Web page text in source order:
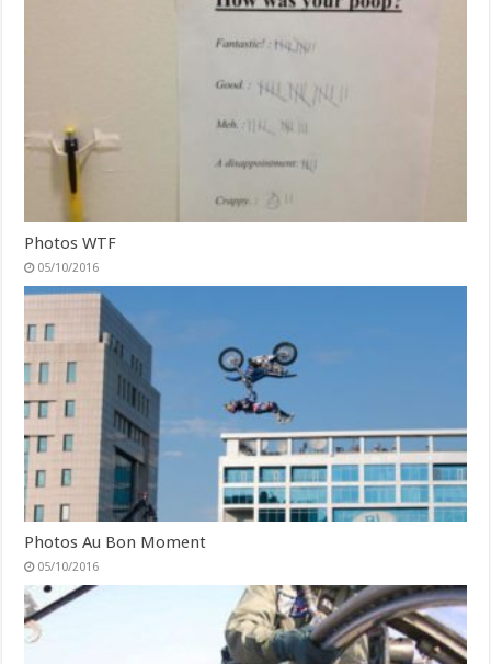
Photos WTF
05/10/2016
Photos Au Bon Moment
05/10/2016